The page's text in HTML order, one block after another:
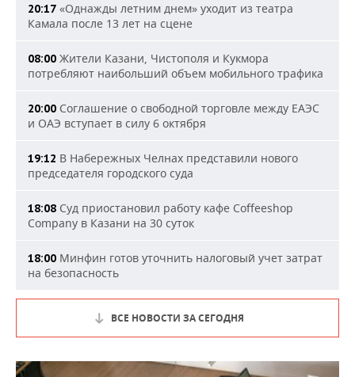
20:17 «Однажды летним днем» уходит из театра
Камала после 13 лет на сцене
08:00 Жители Казани, Чистополя и Кукмора
потребляют наибольший объем мобильного трафика
20:00 Соглашение о свободной торговле между ЕАЭС
и ОАЭ вступает в силу 6 октября
19:12 В Набережных Челнах представили нового
председателя городского суда
18:08 Суд приостановил работу кафе Coffeeshop
Company в Казани на 30 суток
18:00 Минфин готов уточнить налоговый учет затрат
на безопасность
ВСЕ НОВОСТИ ЗА СЕГОДНЯ